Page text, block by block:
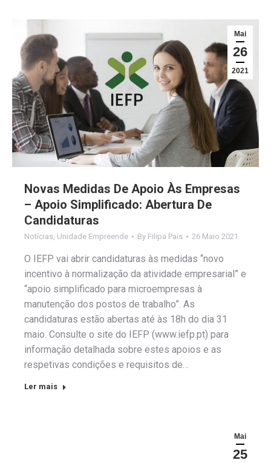
Mai
26
2021
Novas Medidas De Apoio Às Empresas
– Apoio Simplificado: Abertura De
Candidaturas
Notícias, Unidade Empreende By Filipa Pais 26 Maio 2021
O IEFP vai abrir candidaturas às medidas “novo
incentivo à normalização da atividade empresarial” e
“apoio simplificado para microempresas à
manutenção dos postos de trabalho”. As
candidaturas estão abertas até às 18h do dia 31
maio. Consulte o site do IEFP (www.iefp.pt) para
informação detalhada sobre estes apoios e as
respetivas condições e requisitos de…
Ler mais
Mai
25